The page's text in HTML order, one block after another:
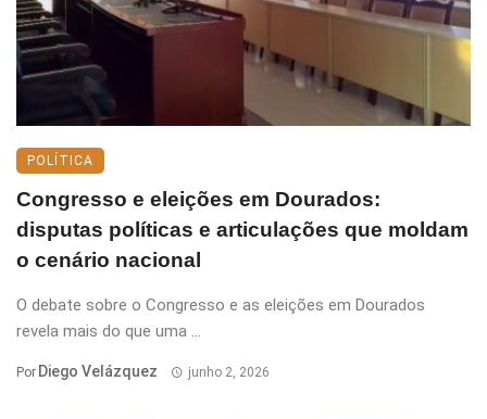
POLÍTICA
Congresso e eleições em Dourados:
disputas políticas e articulações que moldam
o cenário nacional
O debate sobre o Congresso e as eleições em Dourados
revela mais do que uma ...
Por Diego Velázquez junho 2, 2026